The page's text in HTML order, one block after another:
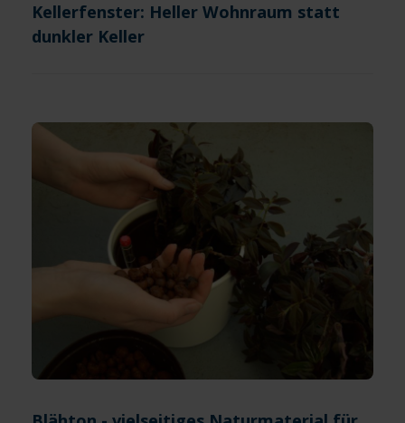
Kellerfenster: Heller Wohnraum statt
dunkler Keller